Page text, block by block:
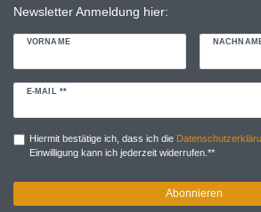
Newsletter Anmeldung hier:
VORNAME
E-MAIL **
Newsletter
Hiermit bestätige ich, dass ich die
Einwilligung kann ich jederzeit widerrufen.**
Abonnieren